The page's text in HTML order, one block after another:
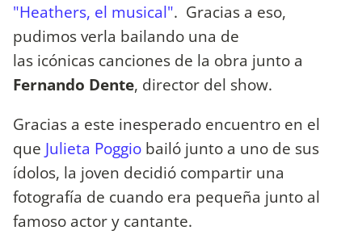
"Heathers, el musical". Gracias a eso,
pudimos verla bailando una de
las icónicas canciones de la obra junto a
Fernando Dente, director del show.
Gracias a este inesperado encuentro en el
que Julieta Poggio bailó junto a uno de sus
ídolos, la joven decidió compartir una
fotografía de cuando era pequeña junto al
famoso actor y cantante.